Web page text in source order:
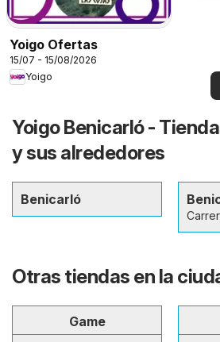
Yoigo Ofertas
15/07 - 15/08/2026
Yoigo
Yoigo Benicarló -
y sus alrededores
Benicarló
Otras tiendas en la
Game